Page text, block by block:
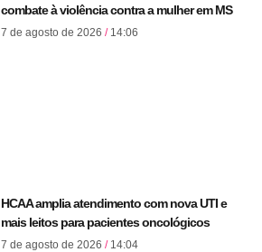
combate à violência contra a mulher em MS
7 de agosto de 2026 14:06
HCAA amplia atendimento com nova UTI e
mais leitos para pacientes oncológicos
7 de agosto de 2026 14:04